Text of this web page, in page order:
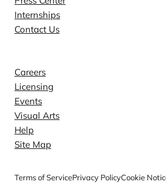
Internships
Contact Us
Careers
Licensing
Events
Visual Arts
Help
Site Map
Terms of ServicePrivacy PolicyCookie